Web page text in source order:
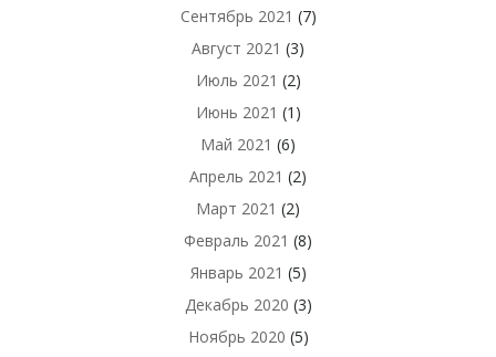
Сентябрь 2021 (7)
Август 2021 (3)
Июль 2021 (2)
Июнь 2021 (1)
Май 2021 (6)
Апрель 2021 (2)
Март 2021 (2)
Февраль 2021 (8)
Январь 2021 (5)
Декабрь 2020 (3)
Ноябрь 2020 (5)